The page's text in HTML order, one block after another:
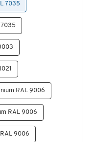
7035
RAL 9006
RAL 9006
9006